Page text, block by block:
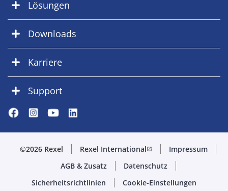
Lösungen
Downloads
Karriere
Support
©2026 Rexel Rexel Internationalopen_in_new
Impressum
AGB & Zusatz
Datenschutz
Sicherheitsrichtlinien
Cookie-Einstellungen